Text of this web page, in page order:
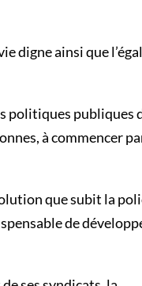
digne ainsi que
politiques publiques
à commencer
que subit la
de